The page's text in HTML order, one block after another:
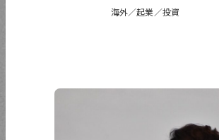
海外 起業 投資